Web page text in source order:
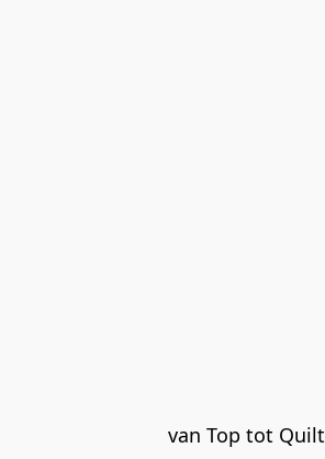
van Top tot Quilt